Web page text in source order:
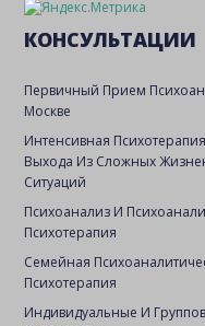
КОНСУЛЬТАЦИИ
Первичный Прием
Москве
Интенсивная
Выхода Из Сложных
Ситуаций
Психоанализ И
Психотерапия
Семейная
Психотерапия
Индивидуальные И